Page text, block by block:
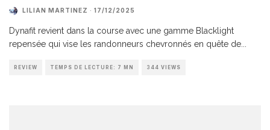
LILIAN MARTINEZ · 17/12/2025
Dynafit revient dans la course avec une gamme Blacklight
repensée qui vise les randonneurs chevronnés en quête de
REVIEW TEMPS DE LECTURE: 7 MN 344 VIEWS